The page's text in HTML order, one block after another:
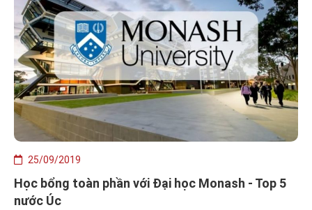
25/09/2019
Học bổng toàn phần với Đại học Monash - Top 5
nước Úc